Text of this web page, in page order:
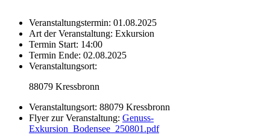
Veranstaltungstermin: 01.08.2025
Art der Veranstaltung: Exkursion
Termin Start: 14:00
Termin Ende: 02.08.2025
Veranstaltungsort:
88079 Kressbronn
Veranstaltungsort: 88079 Kressbronn
Flyer zur Veranstaltung: Genuss-
Exkursion_Bodensee_250801.pdf